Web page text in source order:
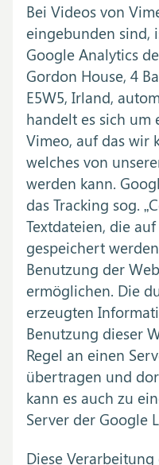
Bei Videos von
eingebunden sind,
Google Analytics
Gordon House, 4
E5W5, Irland,
handelt es sich um
Vimeo, auf das wir
welches von
werden kann.
das Tracking sog.
Textdateien, die
gespeichert
Benutzung der
ermöglichen. Die
erzeugten
Benutzung dieser
Regel an einen
übertragen und
kann es auch zu
Server der Google
Diese